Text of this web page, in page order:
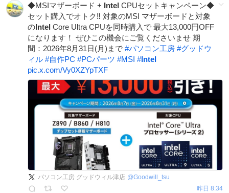
◆MSIマザーボード + Intel CPUセットキャンペーン◆
セット購入でオトク‼ 対象のMSI マザーボードと対象
のIntel Core Ultra CPUを同時購入で 最大13,000円OFF
になります！ ぜひこの機会にご覧くださいませ 期
間：2026年8月31日(月)まで #パソコン工房 #グッドウ
ィル #自作PC #PCパーツ #MSI #Intel
pic.x.com/Vy0XZYpTXF
パソコン工房 グッドウィル津店 @Goodwill_tsu
昨日 8:34